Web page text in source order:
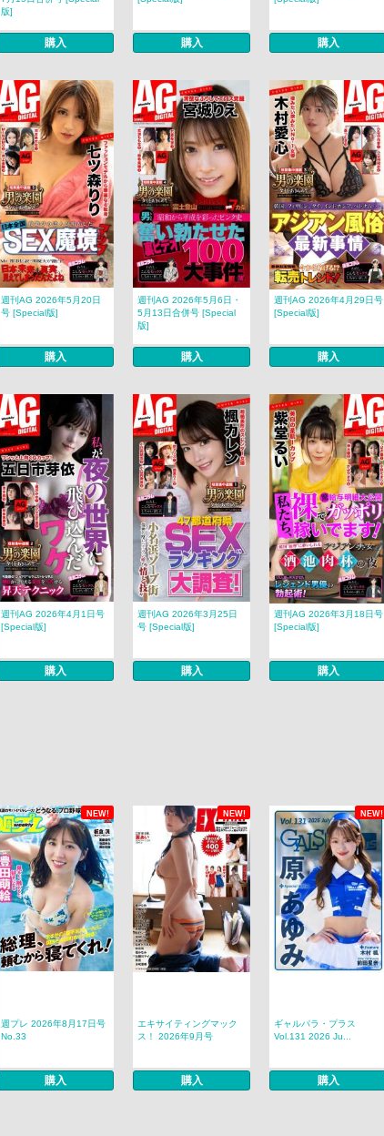
版]
購入 購入 購入
週刊AG 2026年5月20日
号 [Special版]
購入
週刊AG 2026年5月6日・
5月13日合併号 [Special
版]
購入
週刊AG 2026年4月29日号
[Special版]
購入
週刊AG 2026年4月1日号
[Special版]
購入
週刊AG 2026年3月25日
号 [Special版]
購入
週刊AG 2026年3月18日号
[Special版]
購入
NEW! NEW! NEW!
週プレ 2026年8月17日号
No.33
購入
エキサイティングマック
ス！ 2026年9月号
購入
ギャルパラ・プラス
Vol.131 2026 Ju...
購入